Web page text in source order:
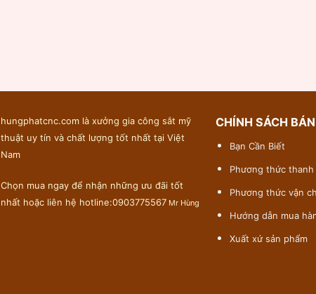
hungphatcnc.com là xưởng gia công sắt mỹ
thuật uy tín và chất lượng tốt nhất tại Việt
Nam
Chọn mua ngay để nhận những ưu đãi tốt
nhất hoặc liên hệ hotline:0903775567 Mr Hùng
CHÍNH SÁCH
Bạn Cần Biết
Phương thức thanh
Phương thức vận
Hướng dẫn mua
Xuất xứ sản phẩm